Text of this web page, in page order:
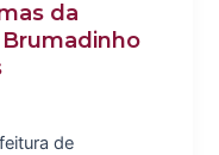
da
de